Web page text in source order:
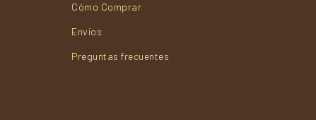
Cómo Comprar
Envios
Preguntas frecuentes